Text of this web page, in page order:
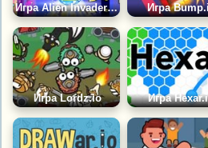
Игра Alien Invaders.io Игра
Игра Lordz.io Игра